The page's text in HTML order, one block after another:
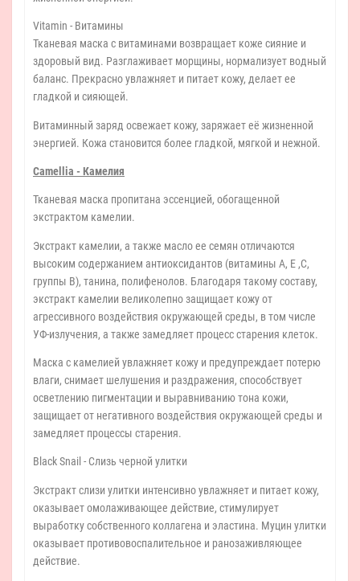
Vitamin - Витамины
Тканевая маска с витаминами возвращает коже сияние и
здоровый вид. Разглаживает морщины, нормализует водный
баланс. Прекрасно увлажняет и питает кожу, делает ее
гладкой и сияющей.
Витаминный заряд освежает кожу, заряжает её жизненной
энергией. Кожа становится более гладкой, мягкой и нежной.
Camellia - Камелия
Тканевая маска пропитана эссенцией, обогащенной
экстрактом камелии.
Экстракт камелии, а также масло ее семян отличаются
высоким содержанием антиоксидантов (витамины A, E ,C,
группы B), танина, полифенолов. Благодаря такому составу,
экстракт камелии великолепно защищает кожу от
агрессивного воздействия окружающей среды, в том числе
УФ-излучения, а также замедляет процесс старения клеток.
Маска с камелией увлажняет кожу и предупреждает потерю
влаги, снимает шелушения и раздражения, способствует
осветлению пигментации и выравниванию тона кожи,
защищает от негативного воздействия окружающей среды и
замедляет процессы старения.
Black Snail - Слизь черной улитки
Экстракт слизи улитки интенсивно увлажняет и питает кожу,
оказывает омолаживающее действие, стимулирует
выработку собственного коллагена и эластина. Муцин улитки
оказывает противовоспалительное и ранозаживляющее
действие.